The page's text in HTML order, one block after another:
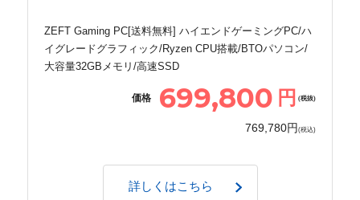
ZEFT Gaming PC[送料無料] ハイエンドゲーミングPC/ハ
イグレードグラフィック/Ryzen CPU搭載/BTOパソコン/
大容量32GBメモリ/高速SSD
価格 699,800 円 (税抜)
769,780円 (税込)
詳しくはこちら